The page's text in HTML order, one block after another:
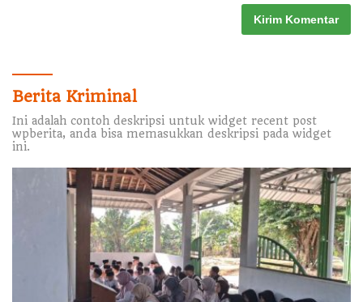
Berita Kriminal
Ini adalah contoh deskripsi untuk widget recent post
wpberita, anda bisa memasukkan deskripsi pada widget
ini.